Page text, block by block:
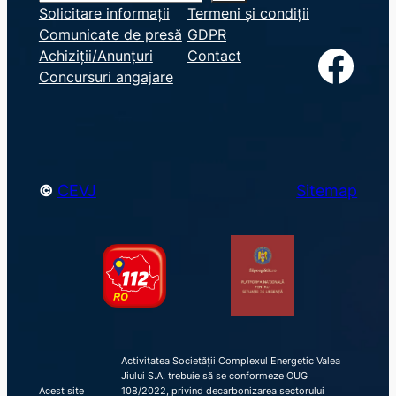
e
a
r
c
Solicitare informații
Comunicate de presă
Achiziții/Anunțuri
Concursuri angajare
Termeni și condiții
GDPR
Contact
Facebook
© CEVJ Sitemap
Acest site
Activitatea Societății Complexul Energetic Valea
Jiului S.A. trebuie să se conformeze OUG
108/2022, privind decarbonizarea sectorului